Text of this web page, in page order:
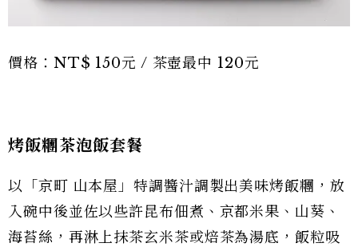
價格：NT$ 150元 / 茶壺最中 120元
烤飯糰茶泡飯套餐
以「京町 山本屋」特調醬汁調製出美味烤飯糰，放
入碗中後並佐以些許昆布佃煮、京都米果、山葵、
海苔絲，再淋上抹茶玄米茶或焙茶為湯底，飯粒吸